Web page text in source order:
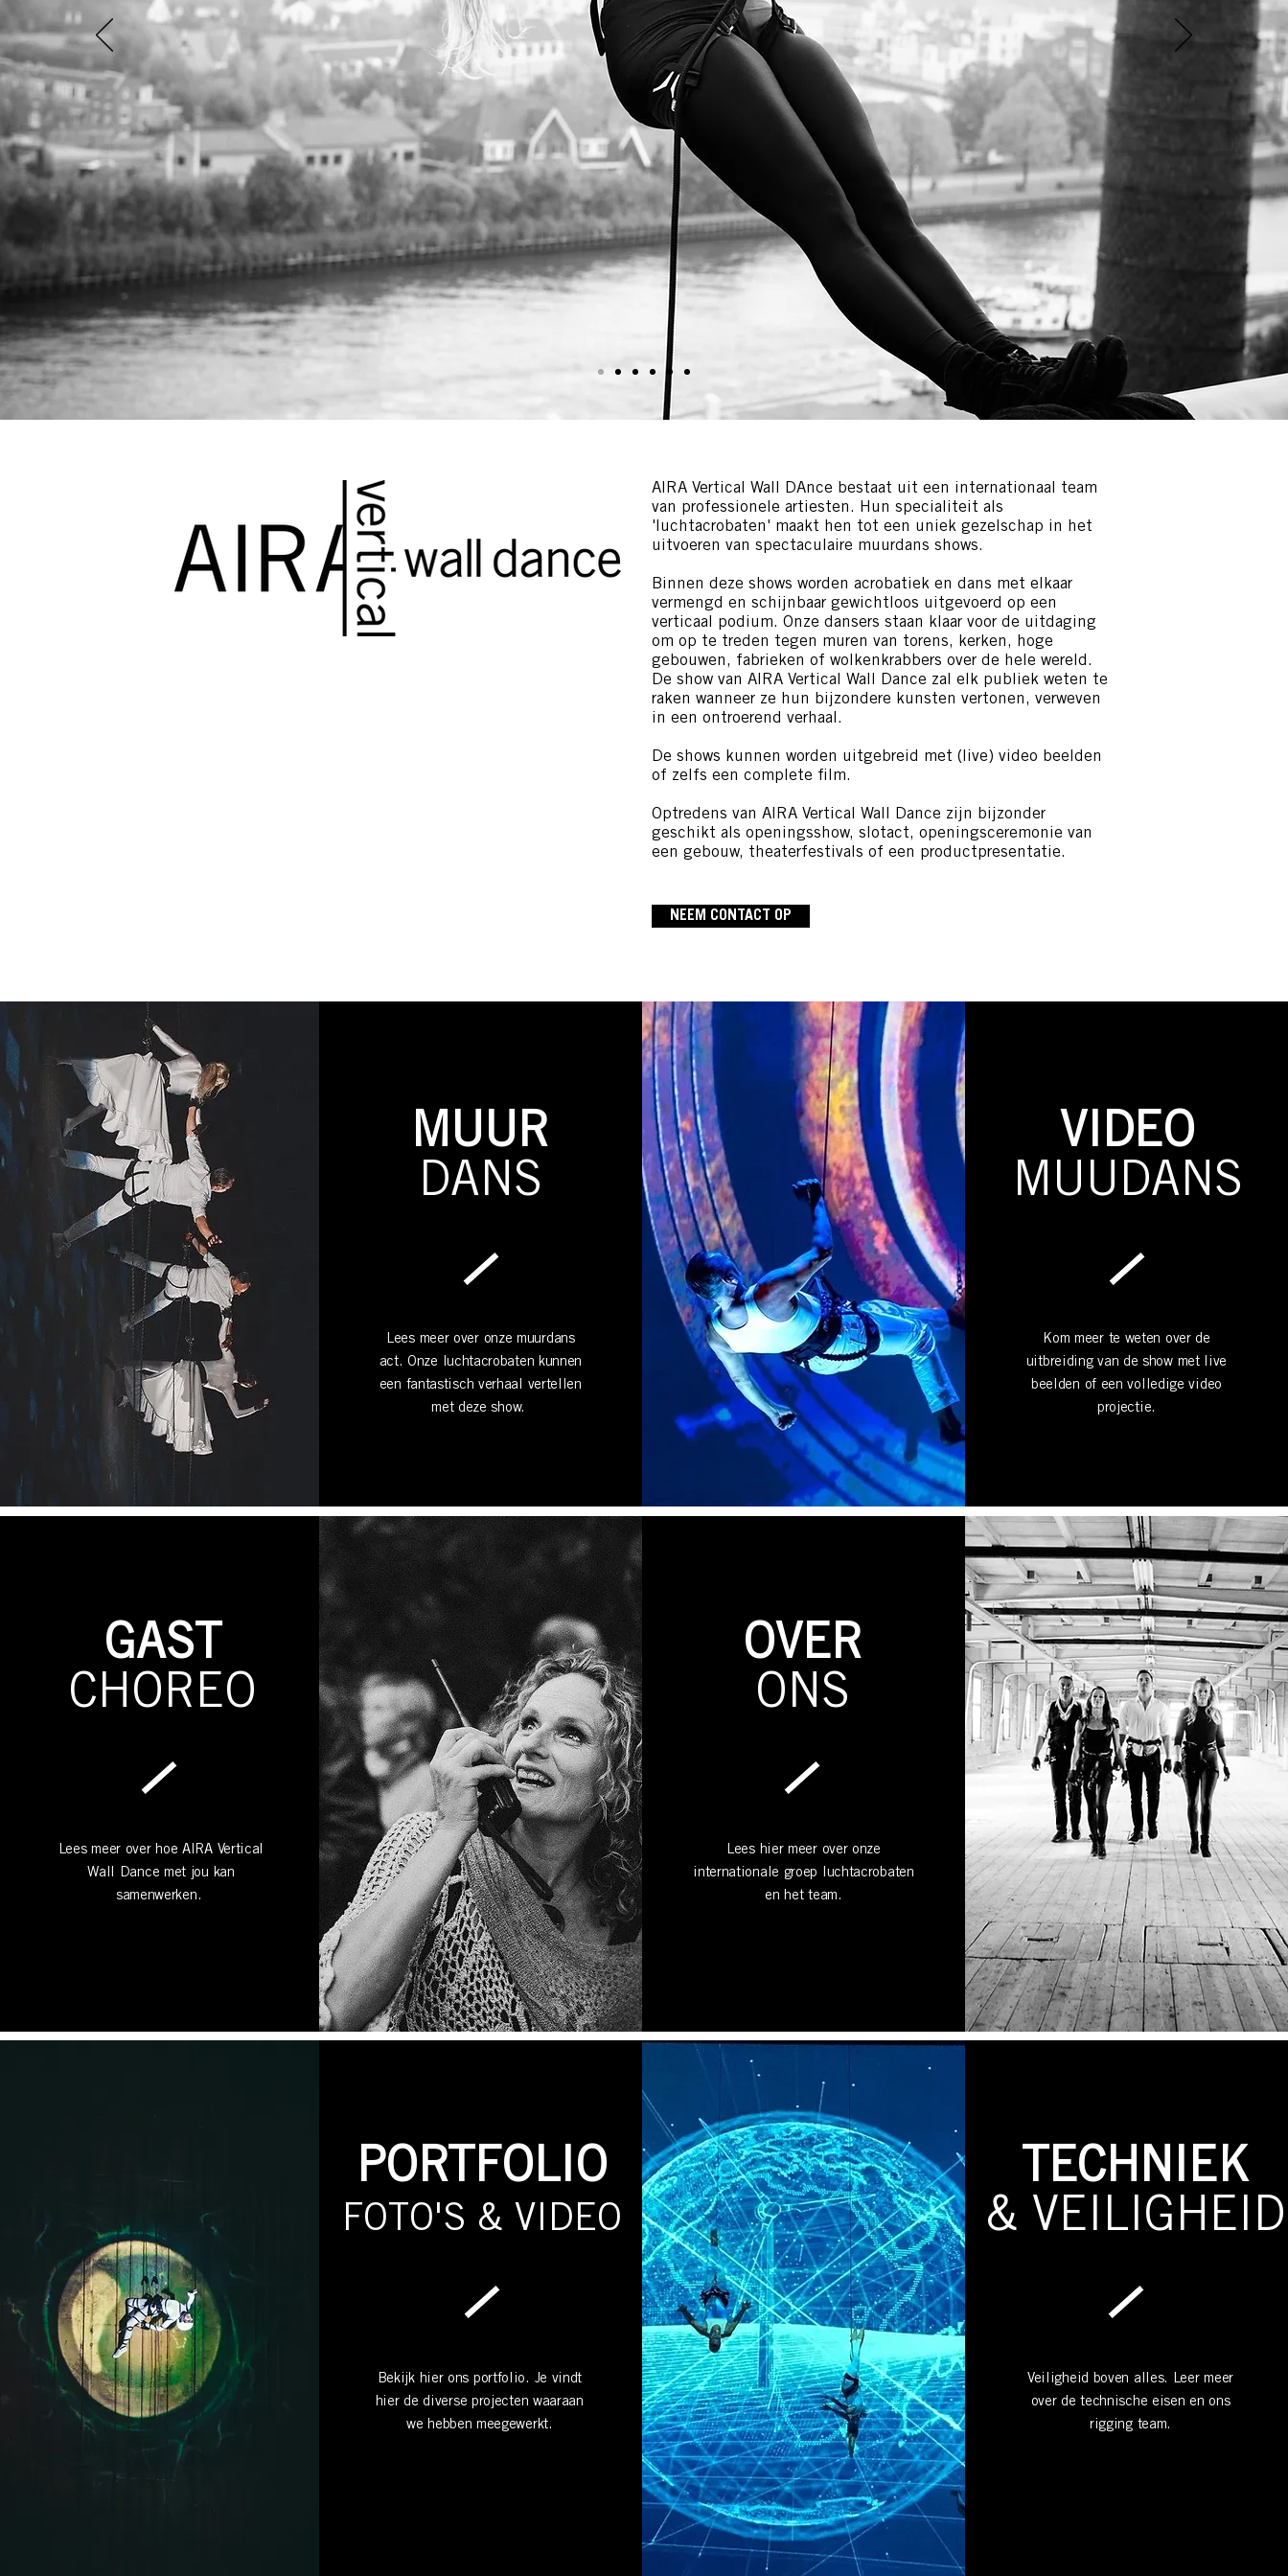
AIRA Vertical Wall DAnce bestaat uit een internationaal team
van professionele artiesten. Hun specialiteit als
'luchtacrobaten' maakt hen tot een uniek gezelschap in het
uitvoeren van spectaculaire muurdans shows.
Binnen deze shows worden acrobatiek en dans met elkaar
vermengd en schijnbaar gewichtloos uitgevoerd op een
verticaal podium. Onze dansers staan klaar voor de uitdaging
om op te treden tegen muren van torens, kerken, hoge
gebouwen, fabrieken of wolkenkrabbers over de hele wereld.
De show van AIRA Vertical Wall Dance zal elk publiek weten te
raken wanneer ze hun bijzondere kunsten vertonen, verweven
in een ontroerend verhaal.
De shows kunnen worden uitgebreid met (live) video beelden
of zelfs een complete film.
Optredens van AIRA Vertical Wall Dance zijn bijzonder
geschikt als openingsshow, slotact, openingsceremonie van
een gebouw, theaterfestivals of een productpresentatie.
NEEM CONTACT OP
Lees meer over onze muurdans
act. Onze luchtacrobaten kunnen
een fantastisch verhaal vertellen
met deze show.
MUUR
DANS
Kom meer te weten over de
uitbreiding van de show met live
beelden of een volledige video
projectie.
VIDEO
MUUDANS
GAST
CHOREO
Lees meer over hoe AIRA Vertical
Wall Dance met jou kan
samenwerken.
OVER
ONS
Lees hier meer over onze
internationale groep luchtacrobaten
en het team.
PORTFOLIO
FOTO'S & VIDEO
Bekijk hier ons portfolio. Je vindt
hier de diverse projecten waaraan
we hebben meegewerkt.
TECHNIEK
& VEILIGHEID
Veiligheid boven alles. Leer meer
over de technische eisen en ons
rigging team.